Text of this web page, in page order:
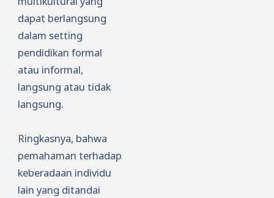
dapat berlangsung
dalam setting
pendidikan formal
atau informal,
langsung atau tidak
langsung.
Ringkasnya, bahwa
pemahaman terhadap
keberadaan individu
lain yang ditandai